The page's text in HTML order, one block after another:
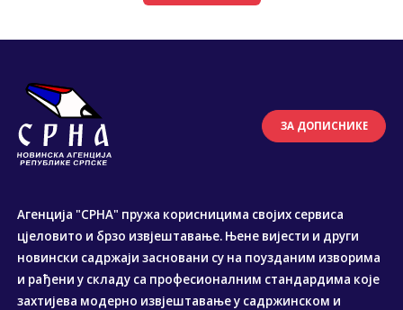
ЗА ДОПИСНИКЕ
Агенција "СРНА" пружа корисницима својих сервиса
цјеловито и брзо извјештавање. Њене вијести и други
новински садржаји засновани су на поузданим изворима
и рађени у складу са професионалним стандардима које
захтијева модерно извјештавање у садржинском и